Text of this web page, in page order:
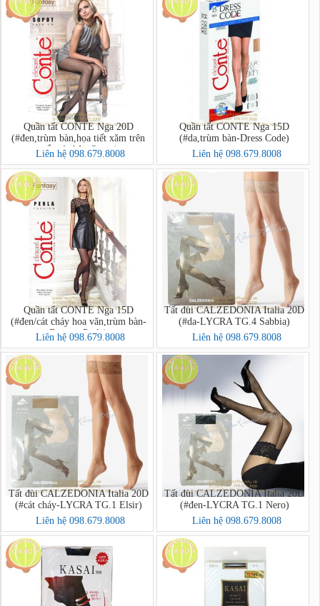
Quần tất CONTE Nga 20D
(#đen,trùm bàn,họa tiết xăm trên
mắt cá chân-Sopot)
Liên hệ 098.679.8008
Quần tất CONTE Nga 15D
(#da,trùm bàn-Dress Code)
Liên hệ 098.679.8008
Quần tất CONTE Nga 15D
(#đen/cát cháy hoa văn,trùm bàn-
Fantasy Perla)
Liên hệ 098.679.8008
Tất đùi CALZEDONIA Italia 20D
(#da-LYCRA TG.4 Sabbia)
Liên hệ 098.679.8008
Tất đùi CALZEDONIA Italia 20D
(#cát cháy-LYCRA TG.1 Elsir)
Liên hệ 098.679.8008
Tất đùi CALZEDONIA Italia 20D
(#đen-LYCRA TG.1 Nero)
Liên hệ 098.679.8008